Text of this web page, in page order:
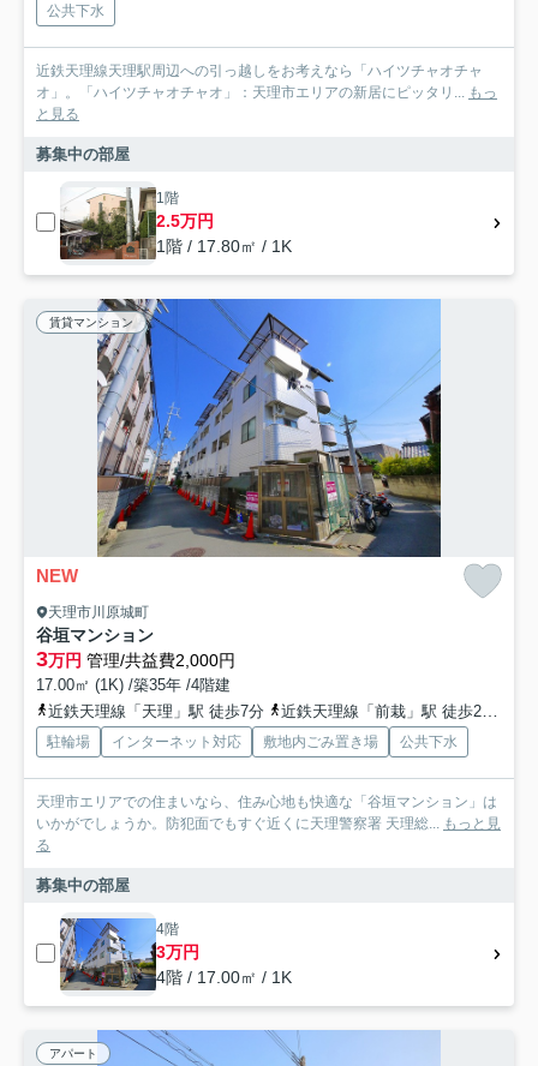
公共下水
近鉄天理線天理駅周辺への引っ越しをお考えなら「ハイツチャオチャ
オ」。「ハイツチャオチャオ」：天理市エリアの新居にピッタリ...
もっ
と見る
募集中の部屋
1階
2.5万円
1階 / 17.80㎡ / 1K
賃貸マンション
NEW
天理市川原城町
谷垣マンション
3万円 管理/共益費2,000円
17.00㎡ (1K) /築35年 /4階建
近鉄天理線「天理」駅 徒歩7分
近鉄天理線「前栽」駅 徒歩23分
駐輪場 インターネット対応 敷地内ごみ置き場 公共下水
天理市エリアでの住まいなら、住み心地も快適な「谷垣マンション」は
いかがでしょうか。防犯面でもすぐ近くに天理警察署 天理総...
もっと見
る
募集中の部屋
4階
3万円
4階 / 17.00㎡ / 1K
アパート